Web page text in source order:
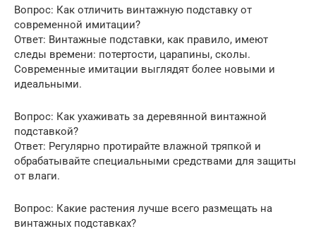
Вопрос: Как отличить винтажную подставку от
современной имитации?
Ответ: Винтажные подставки, как правило, имеют
следы времени: потертости, царапины, сколы.
Современные имитации выглядят более новыми и
идеальными.
Вопрос: Как ухаживать за деревянной винтажной
подставкой?
Ответ: Регулярно протирайте влажной тряпкой и
обрабатывайте специальными средствами для защиты
от влаги.
Вопрос: Какие растения лучше всего размещать на
винтажных подставках?